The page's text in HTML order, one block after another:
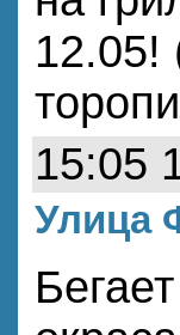
12.05!
15:05
Улица